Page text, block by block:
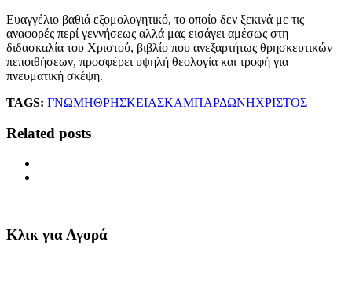
Ευαγγέλιο βαθιά εξομολογητικό, το οποίο δεν ξεκινά με τις
αναφορές περί γεννήσεως αλλά μας εισάγει αμέσως στη
διδασκαλία του Χριστού, βιβλίο που ανεξαρτήτως θρησκευτικών
πεποιθήσεων, προσφέρει υψηλή θεολογία και τροφή για
πνευματική σκέψη.
TAGS: ΓΝΩΜΗΘΡΗΣΚΕΙΑΣΚΑΜΠΑΡΔΩΝΗΧΡΙΣΤΟΣ
Related posts
Κλικ για Αγορά